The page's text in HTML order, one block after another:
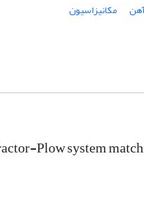
مکانیزاسیون
Plow system